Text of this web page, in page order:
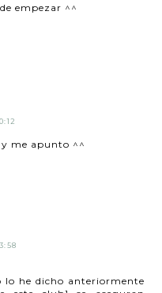
empezar ^^
y me apunto ^^
lo he dicho anteriormente